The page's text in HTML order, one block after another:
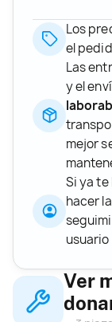
Los
el
Las
y el
mejor
Si ya
hacer
usuario
Ver